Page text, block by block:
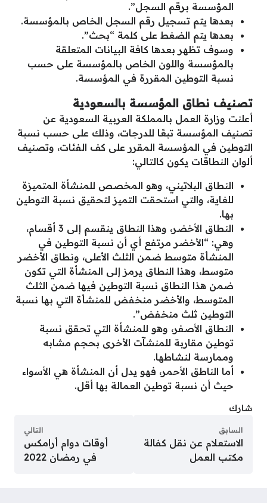
المؤسسة برقم السجل”.
بعدها يتم تسجيل رقم السجل الخاص بالمؤسسة.
بعدها يتم الضغط على كلمة “بحث”.
وسوف تظهر بعدها كافة البيانات المتعلقة
بالمؤسسة واللون الخاص بالمؤسسة على حسب
نسبة التوطين المقررة في المؤسسة.
تصنيف نطاق المؤسسة بالسعودية
أعلنت وزارة العمل بالمملكة العربية السعودية عن
تصنيف المؤسسة تبعًا للدرجات، وذلك على حسب نسبة
التوطين في المؤسسة المقرر على كف الفئات، وتصنيف
ألوان النطاقات يكون كالتالي:
النطاق البلاتيني، وهو المخصص للمنشأة المتميزة
للغاية، والتي استحقت التميز لتحقيق نسبة التوطين
بها.
النطاق الأخضر، وهذا النطاق ينقسم إلى 3 أقسام،
وهي: “الأخضر مرتفع أي أن نسبة التوطين في
المنشأة متوسط ضمن الثلث الأعلى، ونطاق الأخضر
متوسط، وهذا النطاق يرمز إلى المنشأة التي تكون
ضمن هذا النطاق نسبة التوطين فيها ضمن الثلث
المتوسط، والأخضر منخفض للمنشأة التي بها نسبة
التوطين ثلث منخفض”.
النطاق الأصفر، وهو للمنشأة التي تحقق نسبة
توطين مقاربة للمنشآت الأخرى بحجم مشابه
وممارسة لنشاطها.
أما الناطق الأحمر، فهو يدل أن المنشأة هي الأسواء
حيث أن نسبة توطين العمالة بها أقل.
شارك
السابق
الاستعلام عن نقل كفالة
مكتب العمل
التالي
أوقات دوام أرامكس
في رمضان 2022